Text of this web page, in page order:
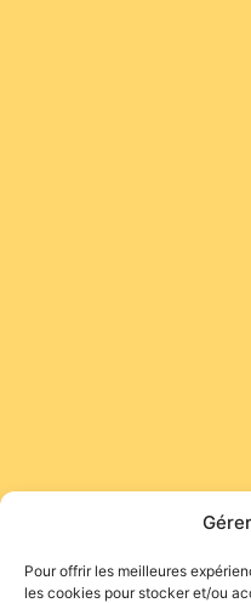
Pour offrir les meilleures
les cookies pour stocker et/ou